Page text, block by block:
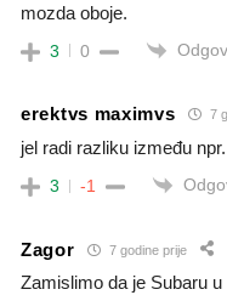
mozda oboje.
3 0
erektvs maximvs 7
jel radi razliku između
3 -1
Zagor 7 godine prije
Zamislimo da je Subaru